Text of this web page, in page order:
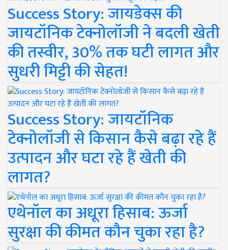
Success Story: जायडेक्स की
जायटॉनिक टेक्नोलॉजी ने बदली खेती
की तस्वीर, 30% तक घटी लागत और
सुधरी मिट्टी की सेहत!
Success Story: जायटॉनिक
टेक्नोलॉजी से किसान कैसे बढ़ा रहे हैं
उत्पादन और घटा रहे हैं खेती की
लागत?
एथेनॉल का अधूरा हिसाब: ऊर्जा
सुरक्षा की कीमत कौन चुका रहा है?